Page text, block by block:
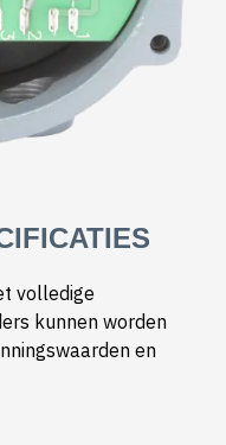
volledige
kunnen worden
en